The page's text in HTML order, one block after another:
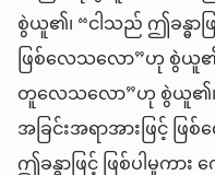
စွဲယူ၏၊ “ငါသည် ဤခန္ဓ
ဖြစ်လေသလော”ဟု စွဲယူ
တူလေသလော”ဟု စွဲယူ၏၊
အခြင်းအရာအားဖြင့်
ဤခန္ဓာဖြင့် ဖြစ်ပါမူက